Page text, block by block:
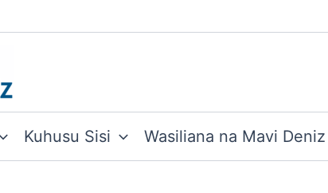
Kuhusu Sisi Wasiliana na Mavi Deniz